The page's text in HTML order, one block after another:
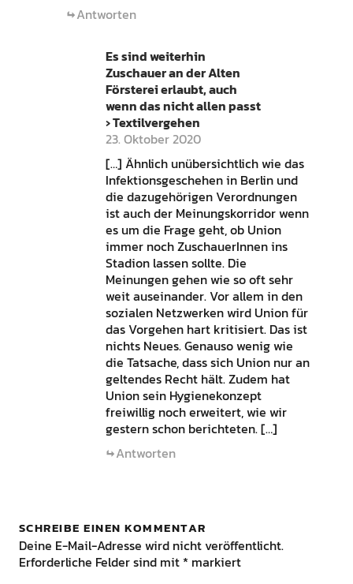
Antworten
Es sind weiterhin
Zuschauer an der Alten
Försterei erlaubt, auch
wenn das nicht allen passt
› Textilvergehen
23. Oktober 2020
[…] Ähnlich unübersichtlich wie das
Infektionsgeschehen in Berlin und
die dazugehörigen Verordnungen
ist auch der Meinungskorridor wenn
es um die Frage geht, ob Union
immer noch ZuschauerInnen ins
Stadion lassen sollte. Die
Meinungen gehen wie so oft sehr
weit auseinander. Vor allem in den
sozialen Netzwerken wird Union für
das Vorgehen hart kritisiert. Das ist
nichts Neues. Genauso wenig wie
die Tatsache, dass sich Union nur an
geltendes Recht hält. Zudem hat
Union sein Hygienekonzept
freiwillig noch erweitert, wie wir
gestern schon berichteten. […]
Antworten
SCHREIBE EINEN KOMMENTAR
Deine E-Mail-Adresse wird nicht veröffentlicht.
Erforderliche Felder sind mit * markiert